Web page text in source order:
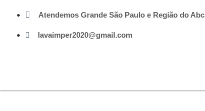
Atendemos Grande São Paulo e Região do Abc
lavaimper2020@gmail.com